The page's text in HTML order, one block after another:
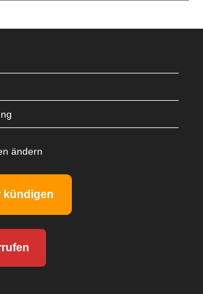
ändern
kündigen